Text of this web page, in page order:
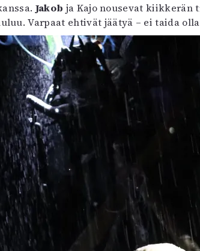
Jakob ja Kajo nousevat kiikkerän
Varpaat ehtivät jäätyä – ei taida